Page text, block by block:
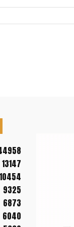
13147
10454
9325
6873
6040